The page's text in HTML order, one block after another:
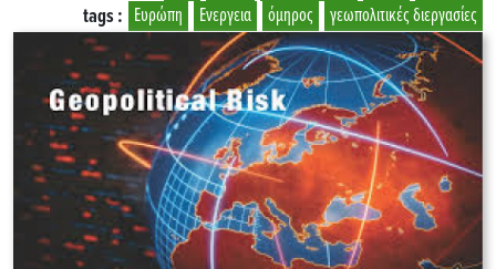
γεωπολιτικές διεργασίες
όμηρος
Ενεργεια
Ευρώπη
tags :